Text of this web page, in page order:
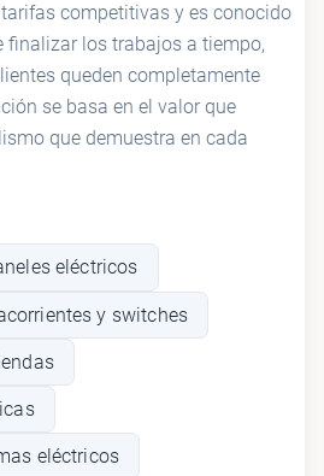
competitivas y es conocido
finalizar los trabajos a tiempo,
queden completamente
se basa en el valor que
que demuestra en cada
eléctricos
y switches
eléctricos